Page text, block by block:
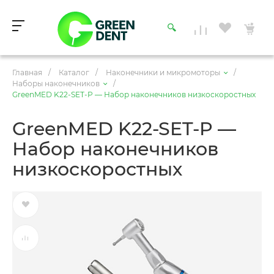
Главная / Каталог / Наконечники и микромоторы
/
Наборы наконечников
/
GreenMED K22-SET-P — Набор наконечников низкоскоростных
GreenMED K22-SET-P —
Набор наконечников
низкоскоростных